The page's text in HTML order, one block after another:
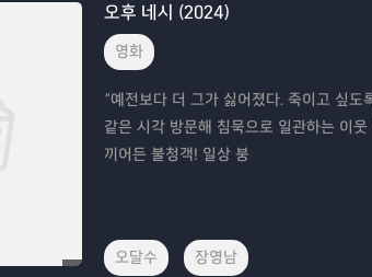
오후 네시 (2024)
영화
“예전보다 더 그가 싫어졌다. 죽이고 싶도
같은 시각 방문해 침묵으로 일관하는 이
끼어든 불청객! 일상 붕
오달수 장영남